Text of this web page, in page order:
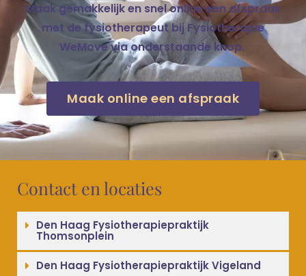
Maak gemakkelijk en snel online een afspraak
met de fysiotherapeut bij Fysiotherapie
WeMove via onderstaande knop.
Maak online een afspraak
Contact en locaties
Den Haag Fysiotherapiepraktijk
Thomsonplein
Den Haag Fysiotherapiepraktijk Vigeland